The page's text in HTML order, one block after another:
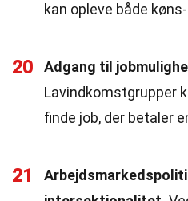
kan opleve både
20
Adgang til
Lavindkomstgrupper
finde job, der betaler
21